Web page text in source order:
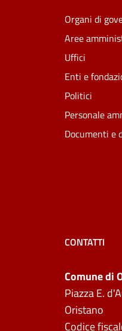
Organi di
Aree
Uffici
Enti e
Politici
Personale
Documenti e
CONTATTI
Comune di
Piazza E.
Oristano
Codice